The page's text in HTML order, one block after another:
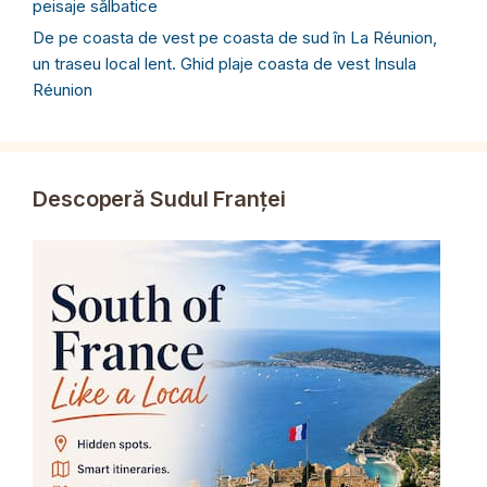
peisaje sălbatice
De pe coasta de vest pe coasta de sud în La Réunion,
un traseu local lent. Ghid plaje coasta de vest Insula
Réunion
Descoperă Sudul Franței